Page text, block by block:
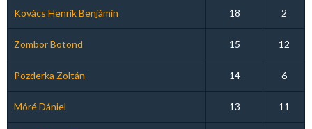
Kovács Henrik Benjámin 18 2
Zombor Botond 15 12
Pozderka Zoltán 14 6
Móré Dániel 13 11